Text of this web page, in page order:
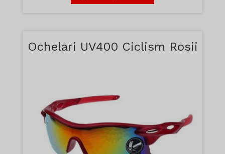
Ochelari UV400 Ciclism Rosii